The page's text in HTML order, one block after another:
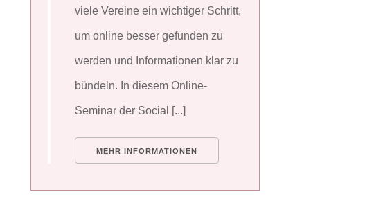
viele Vereine ein wichtiger Schritt,
um online besser gefunden zu
werden und Informationen klar zu
bündeln. In diesem Online-
Seminar der Social [...]
MEHR INFORMATIONEN